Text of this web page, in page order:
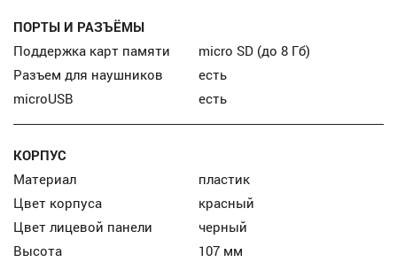
ПОРТЫ И РАЗЪЁМЫ
Поддержка карт памяти
micro SD (до 8 Гб)
Разъем для наушников
есть
microUSB
есть
КОРПУС
Материал
пластик
Цвет корпуса
красный
Цвет лицевой панели
черный
Высота
107 мм